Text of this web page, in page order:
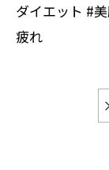
ダイエット #
疲れ